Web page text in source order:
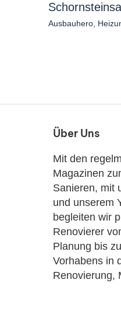
Ausbauhero,
Über Uns
Mit den
Magazinen
Sanieren, mit
und unserem
begleiten wir
Renovierer
Planung bis
Vorhabens in
Renovierung,